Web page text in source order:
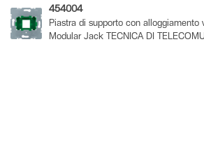
454004
Piastra di supporto con alloggiamento
Modular Jack TECNICA DI